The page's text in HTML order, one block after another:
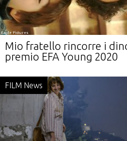
Eagle Pictures
Mio fratello rincorre i
premio EFA Young 2020
FILM News